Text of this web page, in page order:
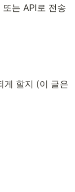
는 API로 전송
게 할지 (이 글은